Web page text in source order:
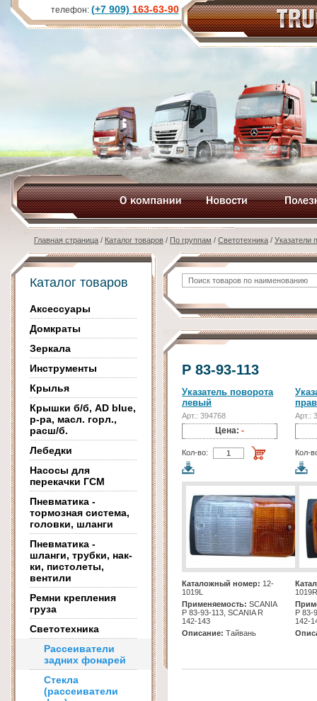
Главная страница / Каталог товаров / По группам / Светотехника / Указатели
Каталог товаров
Аксессуары
Домкраты
Зеркала
Инструменты
Крылья
Крышки б/б, AD blue,
р-ра, масл. горл.,
расш/б.
Лебедки
Насосы для
перекачки ГСМ
Пневматика -
тормозная система,
головки, шланги
Пневматика -
шланги, трубки, нак-
ки, пистолеты,
вентили
Ремни крепления
груза
Светотехника
Рассеиватели
задних фонарей
Стекла
(рассеиватели
P 83-93-113
Указатель поворота
левый
Арт.: 394768
Цена: -
Кол-во:
Каталожный номер: 12-
1019L
Применяемость: SCANIA
P 83-93-113, SCANIA R
142-143
Описание: Тайвань
Арт.:
Кол-
1019R
P 83-
142-
телефон: (+7 909) 163-63-90